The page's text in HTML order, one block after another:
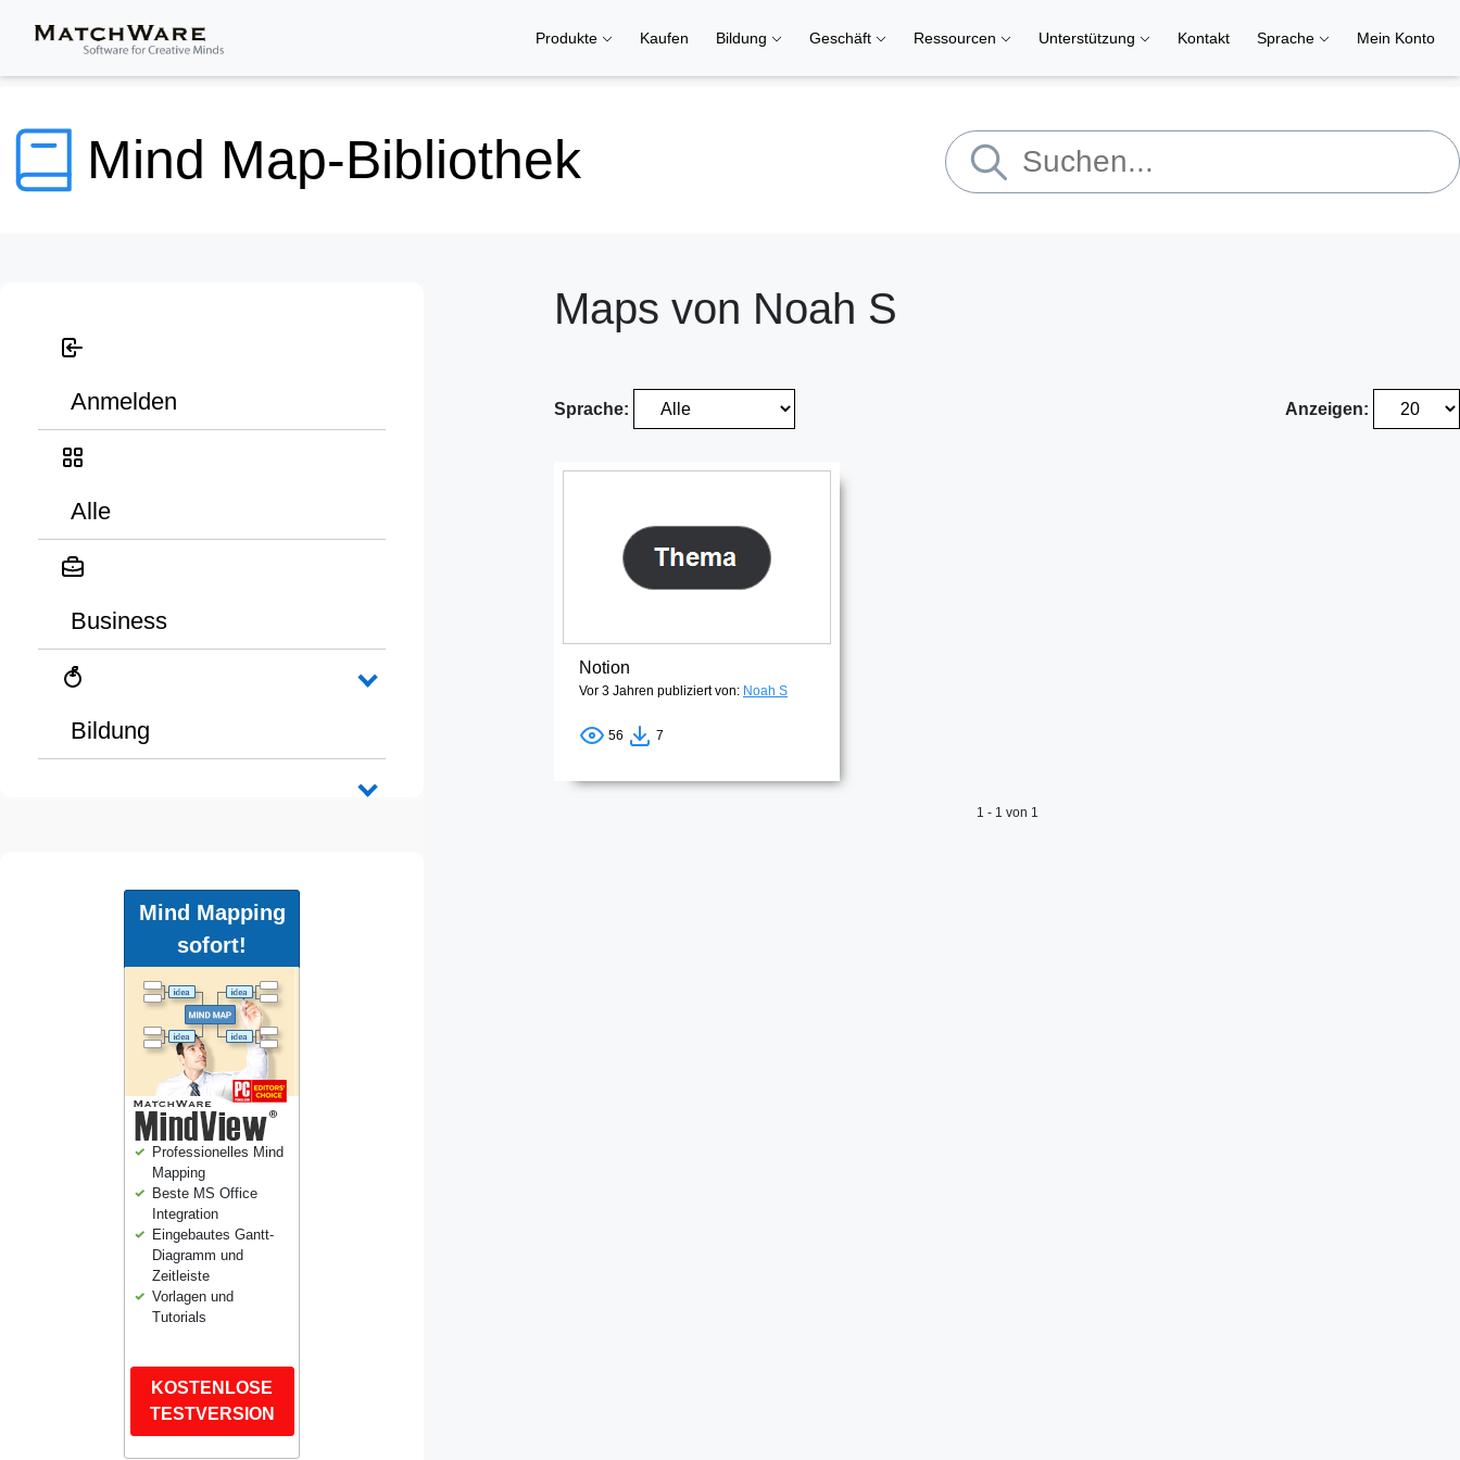
Produkte Kaufen Bildung Geschäft Ressourcen Unterstützung Kontakt Sprache Mein Konto
Mind Map-Bibliothek
Anmelden
Alle
Business
Bildung
Mind Mapping
sofort!
Professionelles Mind
Mapping
Beste MS Office
Integration
Eingebautes Gantt-
Diagramm und
Zeitleiste
Vorlagen und
Tutorials
KOSTENLOSE
TESTVERSION
Maps von Noah S
Sprache: Anzeigen:
Notion
Vor 3 Jahren publiziert von: Noah S
56 7
1 - 1 von 1